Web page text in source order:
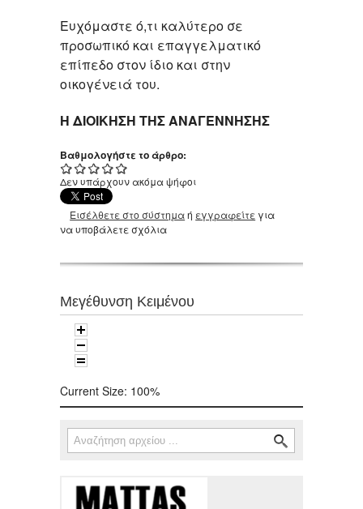
Ευχόμαστε ό,τι καλύτερο σε
προσωπικό και επαγγελματικό
επίπεδο στον ίδιο και στην
οικογένειά του.
Η ΔΙΟΙΚΗΣΗ ΤΗΣ ΑΝΑΓΕΝΝΗΣΗΣ
Βαθμολογήστε το άρθρο:
Δεν υπάρχουν ακόμα ψήφοι
Εισέλθετε στο σύστημαή εγγραφείτε για
να υποβάλετε σχόλια
Μεγέθυνση Κειμένου
Current Size: 100%
Φόρμα αναζήτησης
Αναζήτηση